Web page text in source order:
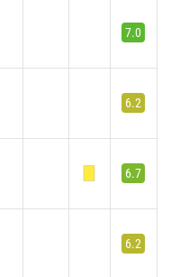
7.0
6.2
6.7
6.2